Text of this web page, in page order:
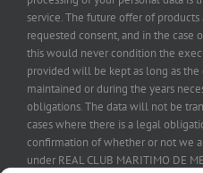
service. The future offer of
requested consent, and in the
this would never condition the
provided will be kept as long as
maintained or during the years
obligations. The data will not be
cases where there is a legal
confirmation of whether or not we
under REAL CLUB MARITIMO DE